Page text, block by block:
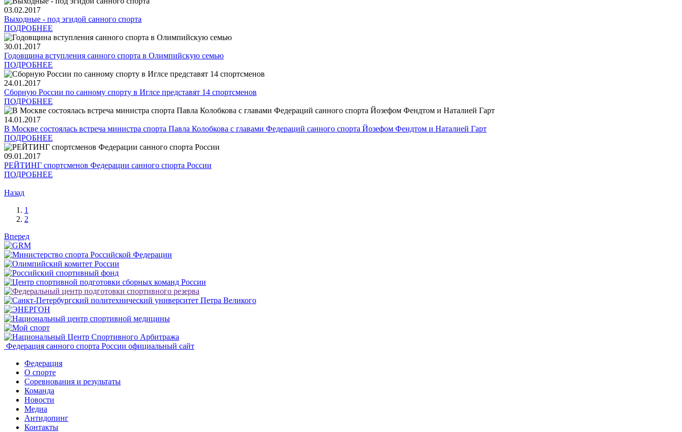
03.02.2017
Выходные - под эгидой санного спорта
ПОДРОБНЕЕ
30.01.2017
Годовщина вступления санного спорта в Олимпийскую семью
ПОДРОБНЕЕ
24.01.2017
Сборную России по санному спорту в Иглсе представят 14 спортсменов
ПОДРОБНЕЕ
14.01.2017
В Москве состоялась встреча министра спорта Павла Колобкова с главами Федераций санного спорта Йозефом Фендтом и Наталией Гарт
ПОДРОБНЕЕ
09.01.2017
РЕЙТИНГ спортсменов Федерации санного спорта России
ПОДРОБНЕЕ
Назад
1
2
Вперед
Федерация санного спорта России официальный сайт
Федерация
О спорте
Соревнования и результаты
Команда
Новости
Медиа
Антидопинг
Контакты